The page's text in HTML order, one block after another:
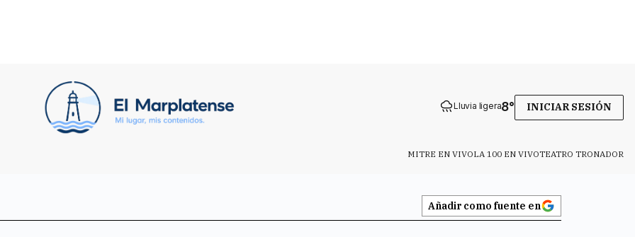
Lluvia ligera8° INICIAR SESIÓN
MITRE EN VIVOLA 100 EN VIVOTEATRO TRONADOR
Añadir como fuente en